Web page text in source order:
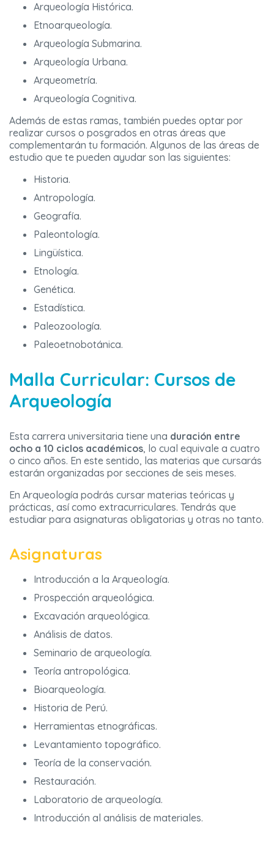
Arqueología Histórica.
Etnoarqueología.
Arqueología Submarina.
Arqueología Urbana.
Arqueometría.
Arqueología Cognitiva.
Además de estas ramas, también puedes optar por
realizar cursos o posgrados en otras áreas que
complementarán tu formación. Algunos de las áreas de
estudio que te pueden ayudar son las siguientes:
Historia.
Antropología.
Geografía.
Paleontología.
Lingüística.
Etnología.
Genética.
Estadística.
Paleozoología.
Paleoetnobotánica.
Malla Curricular: Cursos de
Arqueología
Esta carrera universitaria tiene una duración entre
ocho a 10 ciclos académicos, lo cual equivale a cuatro
o cinco años. En este sentido, las materias que cursarás
estarán organizadas por secciones de seis meses.
En Arqueología podrás cursar materias teóricas y
prácticas, así como extracurriculares. Tendrás que
estudiar para asignaturas obligatorias y otras no tanto.
Asignaturas
Introducción a la Arqueología.
Prospección arqueológica.
Excavación arqueológica.
Análisis de datos.
Seminario de arqueología.
Teoría antropológica.
Bioarqueología.
Historia de Perú.
Herramientas etnográficas.
Levantamiento topográfico.
Teoría de la conservación.
Restauración.
Laboratorio de arqueología.
Introducción al análisis de materiales.